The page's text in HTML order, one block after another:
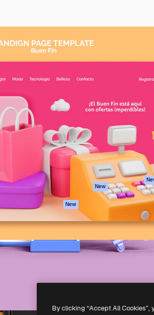
de
Produtos
Spaces
Assistente de IA
imagens
Gerador de vídeos
Texto para voz
Conteúdo de stock
MCP para
Claude/ChatGPT
New
Agentes New
App móvel
Todas as
ferramentas
Começar
Termos e
condições
Política de
privacidade
Originais
Política de
Central de
Afiliados
Empresas
Todos os direitos reservados.
By clicking “Accept All